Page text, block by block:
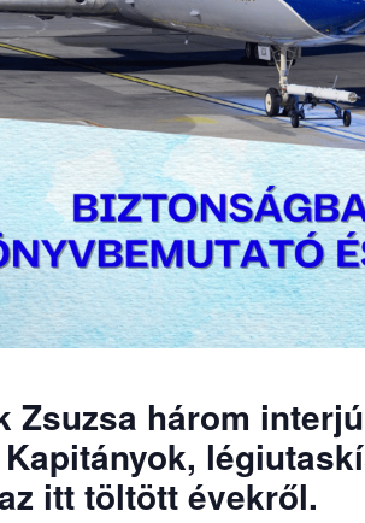
Zsuzsa három
itt töltött évekről.